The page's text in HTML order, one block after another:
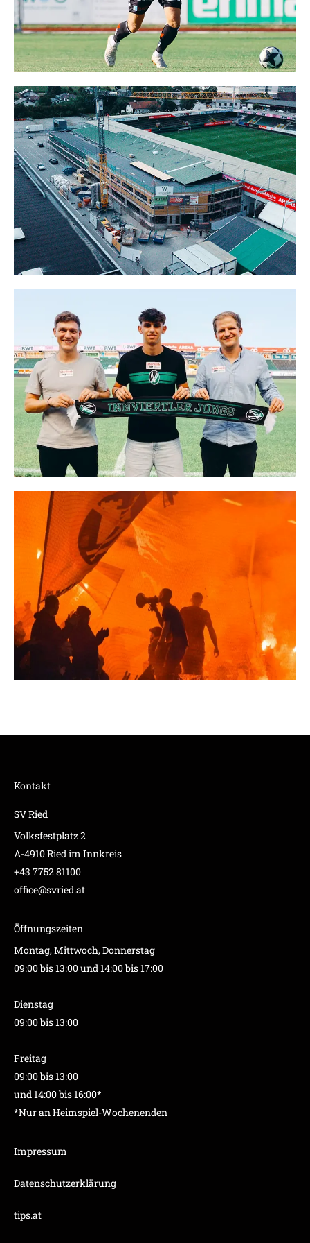
Kontakt
SV Ried
Volksfestplatz 2
A-4910 Ried im Innkreis
+43 7752 81100
office@svried.at
Öffnungszeiten
Montag, Mittwoch, Donnerstag
09:00 bis 13:00 und 14:00 bis 17:00
Dienstag
09:00 bis 13:00
Freitag
09:00 bis 13:00
und 14:00 bis 16:00*
*Nur an Heimspiel-Wochenenden
Impressum
Datenschutzerklärung
tips.at